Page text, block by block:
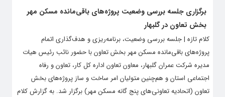
برگزاری جلسه بررسی وضعیت پروژه‌های باقی‌مانده مسکن مهر
بخش تعاون در گلبهار
کلام تازه | جلسه بررسی وضعیت، برنامه‌ریزی و هدف‌گذاری اتمام
پروژه‌های باقی‌مانده مسکن مهر بخش تعاون با حضور نائب رئیس هیات
مدیره شرکت عمران گلبهار، معاون تعاون اداره کل کار، تعاون و رفاه
اجتماعی استان و هم‌چنین متولیان امر ساخت و ساز پروژه‌های بخش
تعاون (اتحادیه تعاونی‌های پنج گانه مسکن مهر) برگزار شد. به گزارش کلام